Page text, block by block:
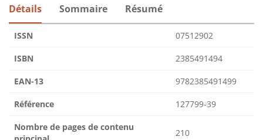
Détails Sommaire Résumé
ISSN 07512902
ISBN 2385491494
EAN-13 9782385491499
Référence 127799-39
Nombre de pages de contenu
210